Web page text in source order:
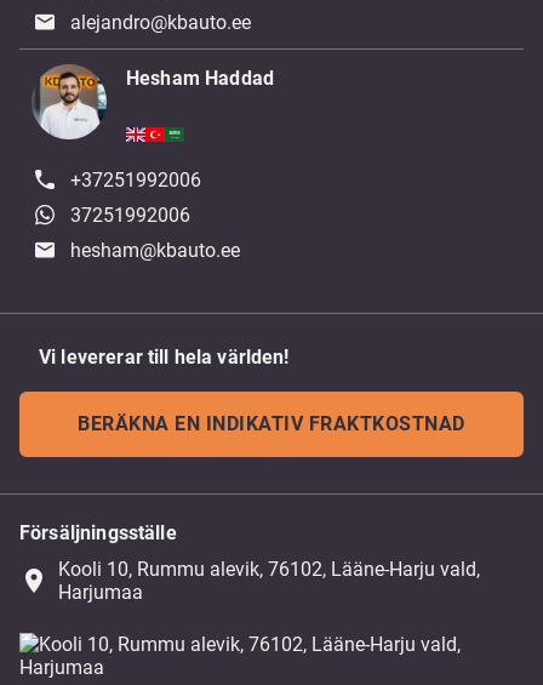
alejandro@kbauto.ee
Hesham Haddad
+37251992006
37251992006
hesham@kbauto.ee
Vi levererar till hela världen!
BERÄKNA EN INDIKATIV FRAKTKOSTNAD
Försäljningsställe
place
Kooli 10, Rummu alevik, 76102, Lääne-Harju vald,
Harjumaa